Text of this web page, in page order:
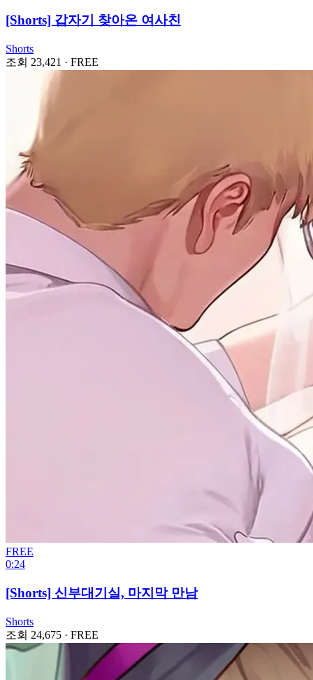
[Shorts] 갑자기 찾아온 여사친
Shorts
조회 23,421 · FREE
FREE
0:24
[Shorts] 신부대기실, 마지막 만남
Shorts
조회 24,675 · FREE